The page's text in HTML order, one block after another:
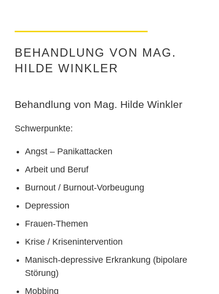
BEHANDLUNG VON MAG.
HILDE WINKLER
Behandlung von Mag. Hilde Winkler
Schwerpunkte:
Angst – Panikattacken
Arbeit und Beruf
Burnout / Burnout-Vorbeugung
Depression
Frauen-Themen
Krise / Krisenintervention
Manisch-depressive Erkrankung (bipolare
Störung)
Mobbing